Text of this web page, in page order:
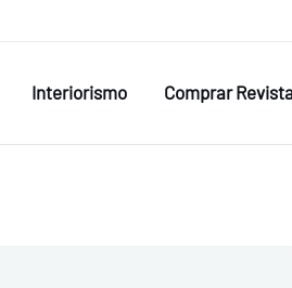
Interiorismo Comprar